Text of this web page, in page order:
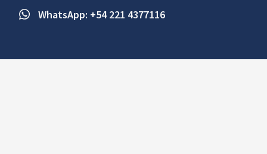
WhatsApp: +54 221 4377116